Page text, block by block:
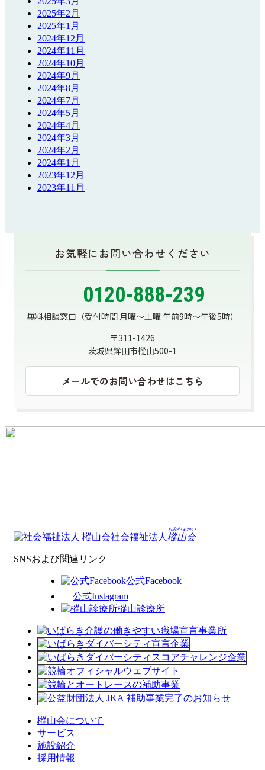
2025年2月
2025年1月
2024年12月
2024年11月
2024年10月
2024年9月
2024年8月
2024年7月
2024年5月
2024年4月
2024年3月
2024年2月
2024年1月
2023年12月
2023年11月
お気軽にお問い合わせください
0120-888-239
無料相談窓口 （受付時間 月曜～土曜 午前9時～午後5時）
〒311-1426
茨城県鉾田市樅山500-1
メールでのお問い合わせはこちら
社会福祉法人 樅山会
もみやまかい
SNSおよび関連リンク
公式Facebook
公式Instagram
樅山診療所
樅山会について
サービス
施設紹介
採用情報